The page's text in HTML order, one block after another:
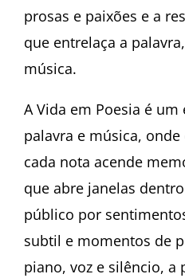
prosas e paixões e a
que entrelaça a
música.
A Vida em Poesia é
palavra e música,
cada nota acende
que abre janelas
público por
subtil e momentos de
piano, voz e silêncio, a